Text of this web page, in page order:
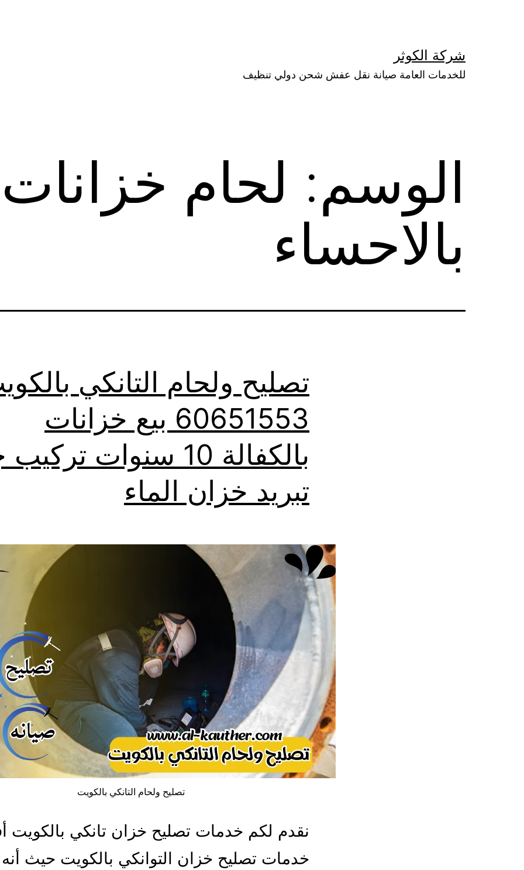
شركة الكوثر
للخدمات العامة صيانة نقل عفش شحن دولي تنظيف
الوسم: لحام خزانات
بالاحساء
تصليح ولحام التانكي
60651553 بيع خزانات
بالكفالة 10 سنوات
تبريد خزان الماء
تصليح ولحام التانكي بالكويت
نقدم لكم خدمات تصليح خزان تانكي بالكويت
خدمات تصليح خزان التوانكي بالكويت حيث أنه